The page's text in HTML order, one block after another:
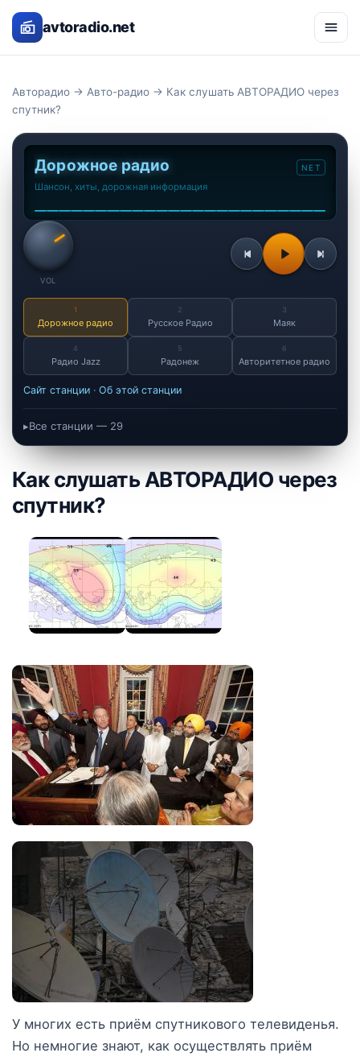
avtoradio.net
Авторадио → Авто-радио → Как слушать АВТОРАДИО через
спутник?
VOL
Дорожное радио NET
Шансон, хиты, дорожная информация
1
Дорожное радио
2
Русское Радио
3
Маяк
4
Радио Jazz
5
Радонеж
6
Авторитетное радио
Сайт станции · Об этой станции
Все станции — 29
Как слушать АВТОРАДИО через
спутник?
У многих есть приём спутникового телевиденья.
Но немногие знают, как осуществлять приём